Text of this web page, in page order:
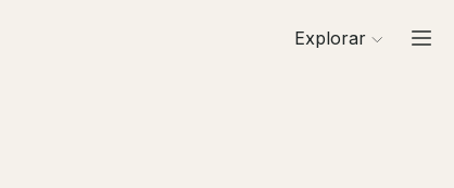
Explorar